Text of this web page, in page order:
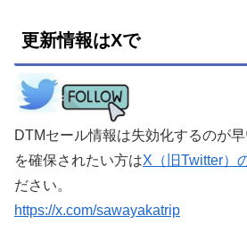
更新情報はXで
DTMセール情報は失効化するのが
を確保されたい方はX（旧Twitter）
ださい。
https://x.com/sawayakatrip